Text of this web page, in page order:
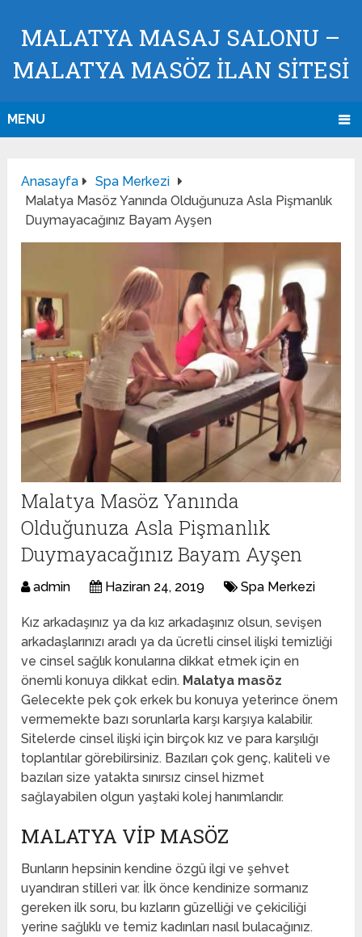
MALATYA MASAJ SALONU –
MALATYA MASÖZ İLAN SİTESİ
MENU
Anasayfa
Spa Merkezi
Malatya Masöz Yanında Olduğunuza Asla Pişmanlık
Duymayacağınız Bayam Ayşen
Malatya Masöz Yanında
Olduğunuza Asla Pişmanlık
Duymayacağınız Bayam Ayşen
admin Haziran 24, 2019 Spa Merkezi
Kız arkadaşınız ya da kız arkadaşınız olsun, sevişen
arkadaşlarınızı aradı ya da ücretli cinsel ilişki temizliği
ve cinsel sağlık konularına dikkat etmek için en
önemli konuya dikkat edin. Malatya masöz
Gelecekte pek çok erkek bu konuya yeterince önem
vermemekte bazı sorunlarla karşı karşıya kalabilir.
Sitelerde cinsel ilişki için birçok kız ve para karşılığı
toplantılar görebilirsiniz. Bazıları çok genç, kaliteli ve
bazıları size yatakta sınırsız cinsel hizmet
sağlayabilen olgun yaştaki kolej hanımlarıdır.
MALATYA VIP MASÖZ
Bunların hepsinin kendine özgü ilgi ve şehvet
uyandıran stilleri var. İlk önce kendinize sormanız
gereken ilk soru, bu kızların güzelliği ve çekiciliği
yerine sağlıklı ve temiz kadınları nasıl bulacağınız.